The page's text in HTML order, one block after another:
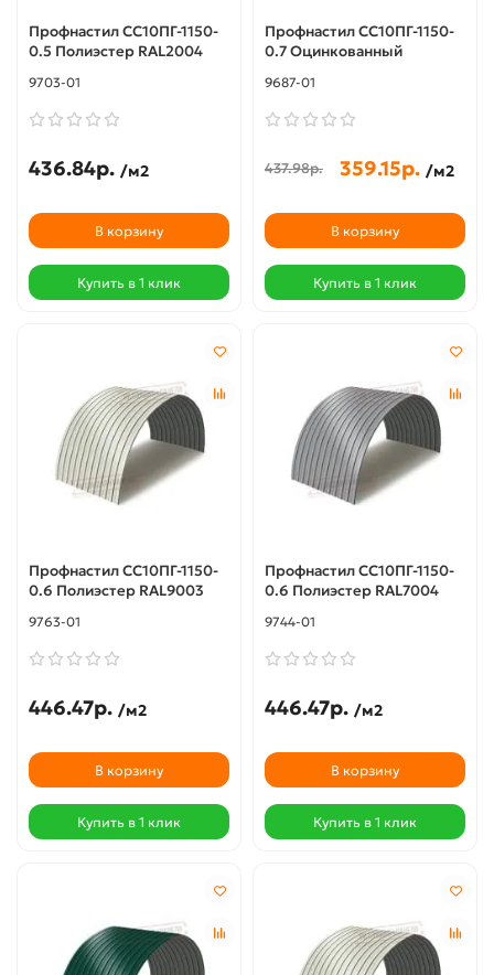
Профнастил СС10ПГ-1150-
0.5 Полиэстер RAL2004
9703-01
436.84р. /м2
В корзину
Купить в 1 клик
Профнастил СС10ПГ-1150-
0.7 Оцинкованный
9687-01
437.98р. 359.15р. /м2
В корзину
Купить в 1 клик
Профнастил СС10ПГ-1150-
0.6 Полиэстер RAL9003
9763-01
446.47р. /м2
В корзину
Купить в 1 клик
Профнастил СС10ПГ-1150-
0.6 Полиэстер RAL7004
9744-01
446.47р. /м2
В корзину
Купить в 1 клик